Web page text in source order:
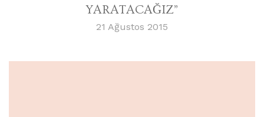
YARATACAĞIZ”
21 Ağustos 2015